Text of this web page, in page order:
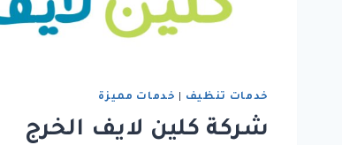
خدمات تنظيف خدمات مميزة
شركة كلين لايف الخرج